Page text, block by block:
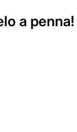
a penna!